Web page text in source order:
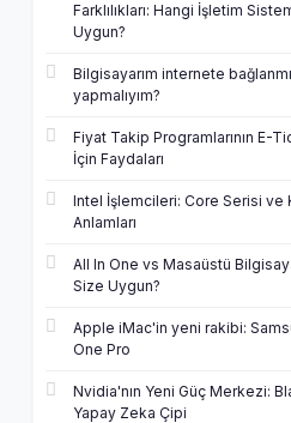
Farklılıkları: Hangi İşletim
Uygun?
Bilgisayarım internete
yapmalıyım?
Fiyat Takip Programlarının E-
İçin Faydaları
Intel İşlemcileri: Core Serisi ve
Anlamları
All In One vs Masaüstü
Size Uygun?
Apple iMac'in yeni rakibi:
One Pro
Nvidia'nın Yeni Güç Merkezi:
Yapay Zeka Çipi